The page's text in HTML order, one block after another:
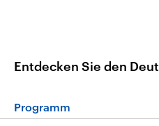
Entdecken Sie den
Programm